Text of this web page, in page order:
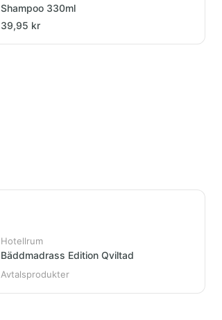
Shampoo 330ml
39,95 kr
Hotellrum
Bäddmadrass Edition Qviltad
Avtalsprodukter